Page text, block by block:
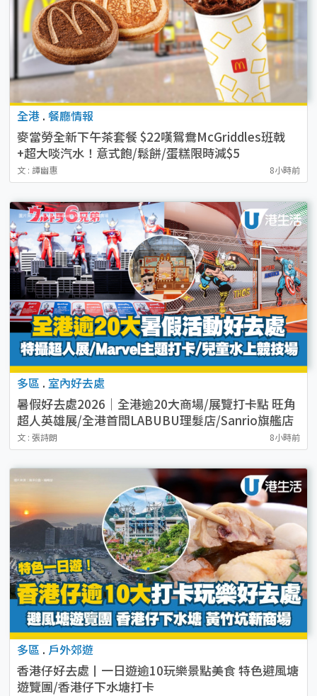
全港 . 餐廳情報
麥當勞全新下午茶套餐 $22嘆鴛鴦McGriddles班戟
+超大啖汽水！意式飽/鬆餅/蛋糕限時減$5
文 : 譚幽惠 8小時前
多區 . 室內好去處
暑假好去處2026｜全港逾20大商場/展覽打卡點 旺角
超人英雄展/全港首間LABUBU理髮店/Sanrio旗艦店
（持續更新）
文 : 張詩朗 8小時前
多區 . 戶外郊遊
香港仔好去處丨一日遊逾10玩樂景點美食 特色避風塘
遊覽團/香港仔下水塘打卡